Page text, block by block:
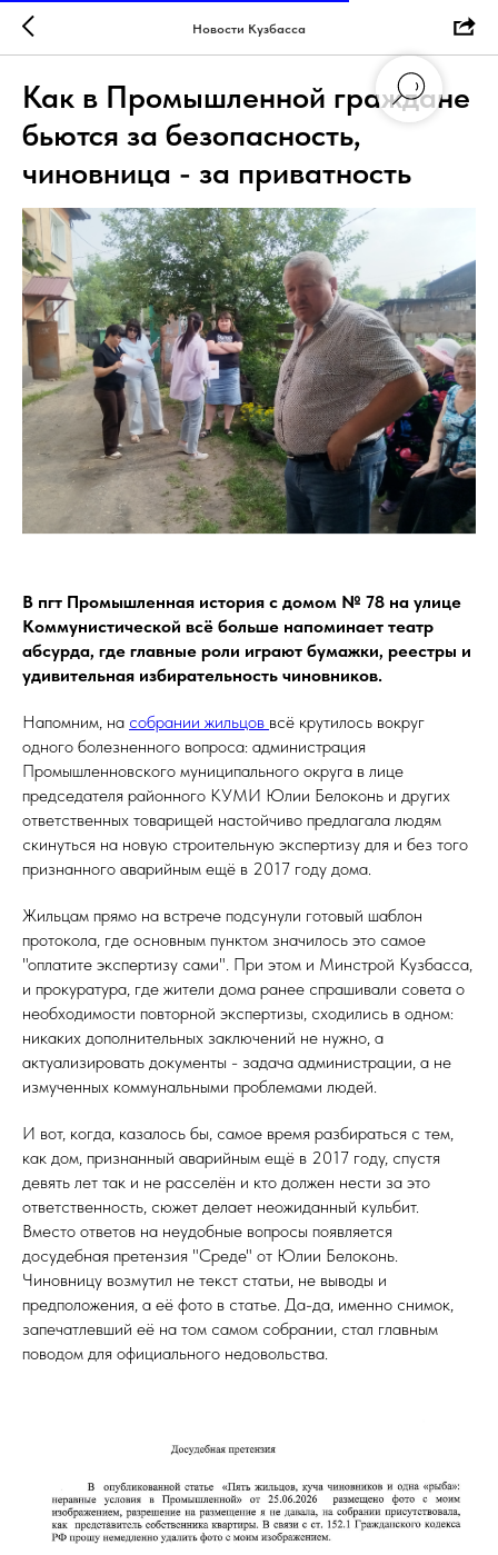
Новости Кузбасса
Как в Промышленной граждане
бьются за безопасность,
чиновница - за приватность
В пгт Промышленная история с домом № 78 на улице
Коммунистической всё больше напоминает театр
абсурда, где главные роли играют бумажки, реестры и
удивительная избирательность чиновников.
Напомним, на собрании жильцов всё крутилось вокруг
одного болезненного вопроса: администрация
Промышленновского муниципального округа в лице
председателя районного КУМИ Юлии Белоконь и других
ответственных товарищей настойчиво предлагала людям
скинуться на новую строительную экспертизу для и без того
признанного аварийным ещё в 2017 году дома.
Жильцам прямо на встрече подсунули готовый шаблон
протокола, где основным пунктом значилось это самое
"оплатите экспертизу сами". При этом и Минстрой Кузбасса,
и прокуратура, где жители дома ранее спрашивали совета о
необходимости повторной экспертизы, сходились в одном:
никаких дополнительных заключений не нужно, а
актуализировать документы - задача администрации, а не
измученных коммунальными проблемами людей.
И вот, когда, казалось бы, самое время разбираться с тем,
как дом, признанный аварийным ещё в 2017 году, спустя
девять лет так и не расселён и кто должен нести за это
ответственность, сюжет делает неожиданный кульбит.
Вместо ответов на неудобные вопросы появляется
досудебная претензия "Среде" от Юлии Белоконь.
Чиновницу возмутил не текст статьи, не выводы и
предположения, а её фото в статье. Да-да, именно снимок,
запечатлевший её на том самом собрании, стал главным
поводом для официального недовольства.